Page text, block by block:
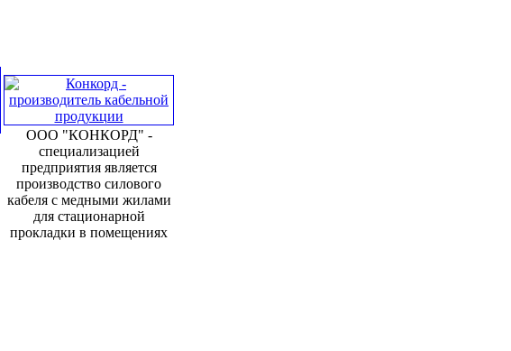
ООО "КОНКОРД" -
специализацией
предприятия является
производство силового
кабеля с медными жилами
для стационарной
прокладки в помещениях